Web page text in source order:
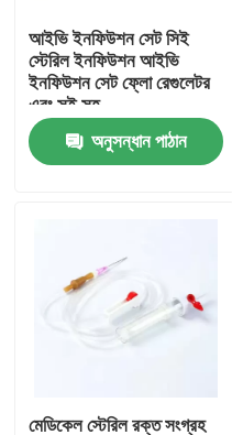
কারখানা পরিদর্শন
গুণমান নিয়ন্ত্রণ
খবর
মেডিকেল অক্সিজেন মাস্ক
ভেঞ্চুরি অক্সিজেন মাস্ক
আইভি ইনফিউশন সেট সিই
স্টেরিল ইনফিউশন আইভি
ইনফিউশন সেট ফ্লো রেগুলেটর
এবং সুই সহ
অনুসন্ধান পাঠান
মেডিকেল স্টেরিল রক্ত সংগ্রহ